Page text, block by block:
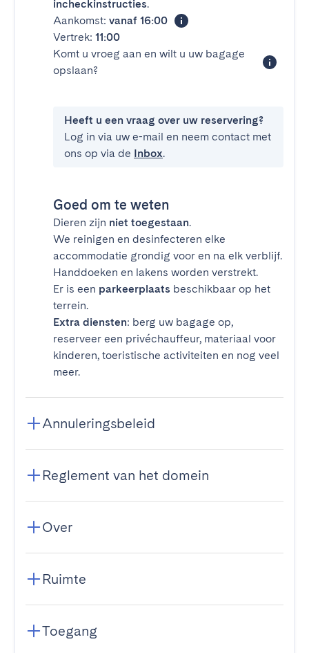
incheckinstructies.
Aankomst: vanaf 16:00
Vertrek: 11:00
Komt u vroeg aan en wilt u uw bagage
opslaan?
Heeft u een vraag over uw reservering?
Log in via uw e-mail en neem contact met
ons op via de Inbox.
Goed om te weten
Dieren zijn niet toegestaan.
We reinigen en desinfecteren elke
accommodatie grondig voor en na elk verblijf.
Handdoeken en lakens worden verstrekt.
Er is een parkeerplaats beschikbaar op het
terrein.
Extra diensten: berg uw bagage op,
reserveer een privéchauffeur, materiaal voor
kinderen, toeristische activiteiten en nog veel
meer.
Annuleringsbeleid
Reglement van het domein
Over
Ruimte
Toegang